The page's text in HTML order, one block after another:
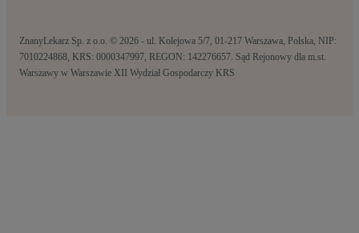
ZnanyLekarz Sp. z o.o. © 2026 - ul. Kolejowa 5/7, 01-217 Warszawa, Polska, NIP:
7010224868, KRS: 0000347997, REGON: 142276657. Sąd Rejonowy dla m.st.
Warszawy w Warszawie XII Wydział Gospodarczy KRS